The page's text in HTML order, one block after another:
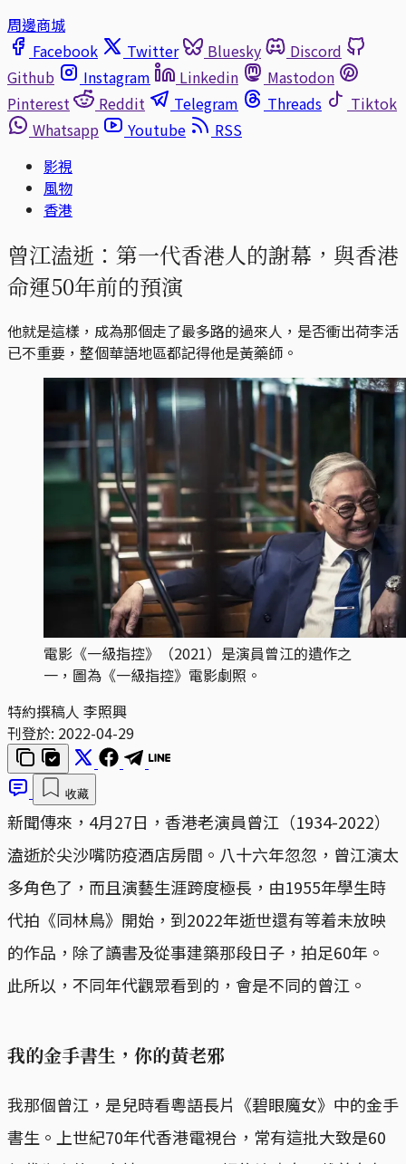
周邊商城
Facebook
Twitter Bluesky
Discord
Github
Instagram Linkedin
Mastodon
Pinterest
Reddit Telegram Threads
Tiktok
Whatsapp
Youtube
RSS
影視
風物
香港
曾江溘逝：第一代香港人的謝幕，與香港
命運50年前的預演
他就是這樣，成為那個走了最多路的過來人，是否衝出荷李活
已不重要，整個華語地區都記得他是黃藥師。
電影《一級指控》（2021）是演員曾江的遺作之
一，圖為《一級指控》電影劇照。
特約撰稿人 李照興
刊登於: 2022-04-29
收藏
新聞傳來，4月27日，香港老演員曾江（1934-2022）
溘逝於尖沙嘴防疫酒店房間。八十六年忽忽，曾江演太
多角色了，而且演藝生涯跨度極長，由1955年學生時
代拍《同林鳥》開始，到2022年逝世還有等着未放映
的作品，除了讀書及從事建築那段日子，拍足60年。
此所以，不同年代觀眾看到的，會是不同的曾江。
我的金手書生，你的黃老邪
我那個曾江，是兒時看粵語長片《碧眼魔女》中的金手
書生。上世紀70年代香港電視台，常有這批大致是60